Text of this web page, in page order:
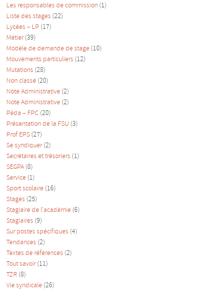
Les responsables de commission (1)
Liste des stages (22)
Lycées – LP (17)
Métier(39)
Modèle de demande de stage (10)
Mouvements particuliers (12)
Mutations (28)
Non classé (20)
Note Administrative (2)
Note Administrative (2)
Péda – FPC (20)
Présentation de la FSU (3)
Prof EPS (27)
Se syndiquer(2)
Secrétaires et trésoriers (1)
SEGPA (8)
Service (1)
Sport scolaire (16)
Stages (25)
Stagiaire de l'académie (6)
Stagiaires (9)
Sur postes spécifiques (4)
Tendances (2)
Textes de références (2)
Tout savoir(11)
TZR (8)
Vie syndicale (26)